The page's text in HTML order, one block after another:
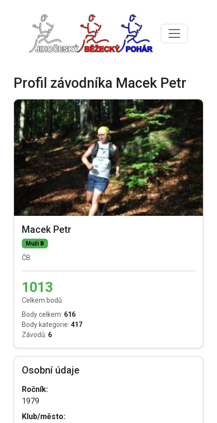
Profil závodníka Macek Petr
Macek Petr
Muži B
ČB
1013
Celkem bodů
Body celkem: 616
Body kategorie: 417
Závodů: 6
Osobní údaje
Ročník:
1979
Klub/město: